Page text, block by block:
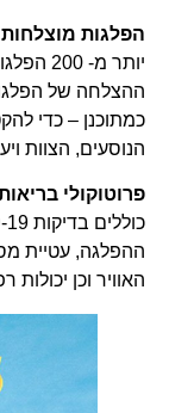
הפלגות מוצלחות
יותר מ-
ההצלחה של הפלגות
הנוסעים, הצוות
פרוטוקולי בריאות
ההפלגה, עטיית
האוויר וכן יכולות